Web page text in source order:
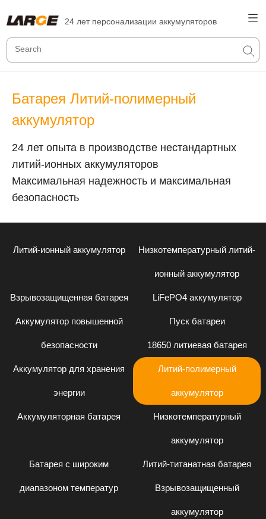
24 лет персонализации аккумуляторов
Батарея Литий-полимерный
аккумулятор
24 лет опыта в производстве нестандартных
литий-ионных аккумуляторов
Максимальная надежность и максимальная
безопасность
Литий-ионный аккумулятор Низкотемпературный литий-
ионный аккумулятор
Взрывозащищенная батарея LiFePO4 аккумулятор
Аккумулятор повышенной
безопасности
Пуск батареи
18650 литиевая батарея
Аккумулятор для хранения
энергии
Литий-полимерный
аккумулятор
Аккумуляторная батарея Низкотемпературный
аккумулятор
Батарея с широким
диапазоном температур
Литий-титанатная батарея
Взрывозащищенный
аккумулятор